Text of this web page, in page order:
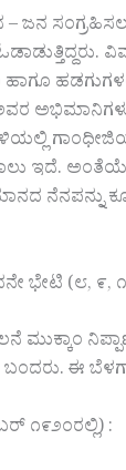
– ಜನ
ಹಾಗೂ
ಇದೆ.
ನೆನಪನ್ನು
ಭೇಟಿ (೮, ೯,
ನಿಪ್ಪಾಣಿ
ಈ
೧೯೨೦ರಲ್ಲಿ) :